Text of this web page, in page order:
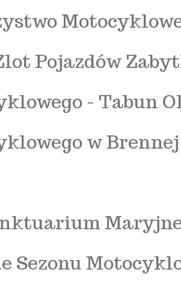
Pojazdów
- Tabun
w Brennej
Maryjne
Sezonu